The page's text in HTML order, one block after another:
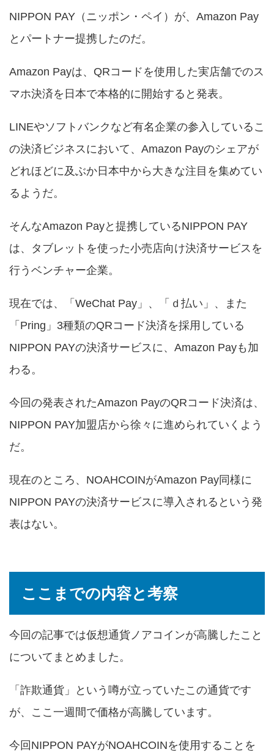
NIPPON PAY（ニッポン・ペイ）が、Amazon Pay
とパートナー提携したのだ。
Amazon Payは、QRコードを使用した実店舗でのス
マホ決済を日本で本格的に開始すると発表。
LINEやソフトバンクなど有名企業の参入しているこ
の決済ビジネスにおいて、Amazon Payのシェアが
どれほどに及ぶか日本中から大きな注目を集めてい
るようだ。
そんなAmazon Payと提携しているNIPPON PAY
は、タブレットを使った小売店向け決済サービスを
行うベンチャー企業。
現在では、「WeChat Pay」、「ｄ払い」、また
「Pring」3種類のQRコード決済を採用している
NIPPON PAYの決済サービスに、Amazon Payも加
わる。
今回の発表されたAmazon PayのQRコード決済は、
NIPPON PAY加盟店から徐々に進められていくよう
だ。
現在のところ、NOAHCOINがAmazon Pay同様に
NIPPON PAYの決済サービスに導入されるという発
表はない。
ここまでの内容と考察
今回の記事では仮想通貨ノアコインが高騰したこと
についてまとめました。
「詐欺通貨」という噂が立っていたこの通貨です
が、ここ一週間で価格が高騰しています。
今回NIPPON PAYがNOAHCOINを使用することを